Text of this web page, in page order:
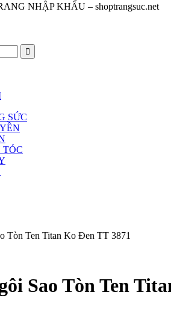
NHẬP KHẨU – shoptrangsuc.net
SỨC
TÓC
Tòn Ten Titan Ko Đen TT 3871
Sao Tòn Ten